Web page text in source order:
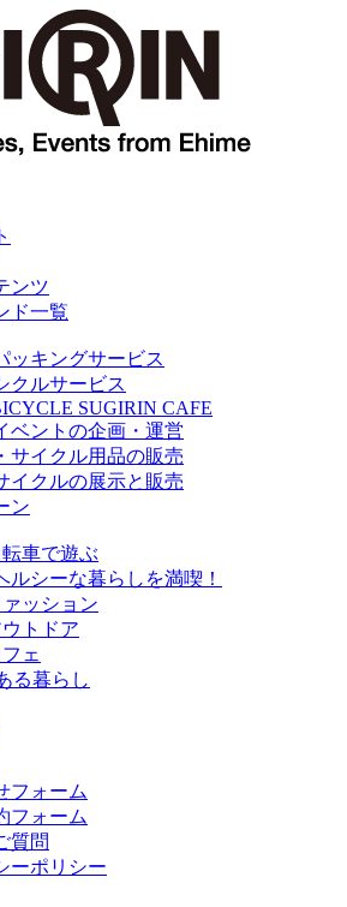
ンツ
ド一覧
ッキングサービス
クルサービス
SUGIRIN CAFE
ベントの企画・運営
サイクル用品の販売
イクルの展示と販売
ン
車で遊ぶ
ルシーな暮らしを満喫！
ッション
トドア
ェ
る暮らし
フォーム
フォーム
質問
ーポリシー